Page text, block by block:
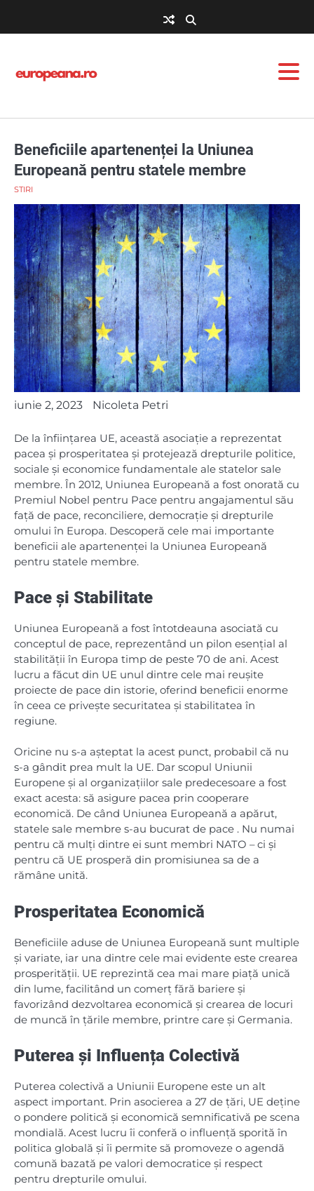
Beneficiile apartenenței la Uniunea
Europeană pentru statele membre
STIRI
iunie 2, 2023 Nicoleta Petri
De la înființarea UE, această asociație a reprezentat
pacea și prosperitatea și protejează drepturile politice,
sociale și economice fundamentale ale statelor sale
membre. În 2012, Uniunea Europeană a fost onorată cu
Premiul Nobel pentru Pace pentru angajamentul său
față de pace, reconciliere, democrație și drepturile
omului în Europa. Descoperă cele mai importante
beneficii ale apartenenței la Uniunea Europeană
pentru statele membre.
Pace și Stabilitate
Uniunea Europeană a fost întotdeauna asociată cu
conceptul de pace, reprezentând un pilon esențial al
stabilității în Europa timp de peste 70 de ani. Acest
lucru a făcut din UE unul dintre cele mai reușite
proiecte de pace din istorie, oferind beneficii enorme
în ceea ce privește securitatea și stabilitatea în
regiune.
Oricine nu s-a așteptat la acest punct, probabil că nu
s-a gândit prea mult la UE. Dar scopul Uniunii
Europene și al organizațiilor sale predecesoare a fost
exact acesta: să asigure pacea prin cooperare
economică. De când Uniunea Europeană a apărut,
statele sale membre s-au bucurat de pace . Nu numai
pentru că mulți dintre ei sunt membri NATO – ci și
pentru că UE prosperă din promisiunea sa de a
rămâne unită.
Prosperitatea Economică
Beneficiile aduse de Uniunea Europeană sunt multiple
și variate, iar una dintre cele mai evidente este crearea
prosperității. UE reprezintă cea mai mare piață unică
din lume, facilitând un comerț fără bariere și
favorizând dezvoltarea economică și crearea de locuri
de muncă în țările membre, printre care și Germania.
Puterea și Influența Colectivă
Puterea colectivă a Uniunii Europene este un alt
aspect important. Prin asocierea a 27 de țări, UE deține
o pondere politică și economică semnificativă pe scena
mondială. Acest lucru îi conferă o influență sporită în
politica globală și îi permite să promoveze o agendă
comună bazată pe valori democratice și respect
pentru drepturile omului.